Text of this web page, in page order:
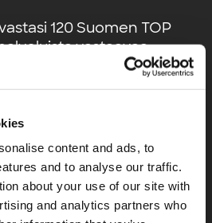
content and ads, to
and to analyse our traffic.
about your use of our site with
and analytics partners who
120 Suomen TOP
vastaavaa
toteutuksesta vastasi
IRO Research.
ja lue lisää!